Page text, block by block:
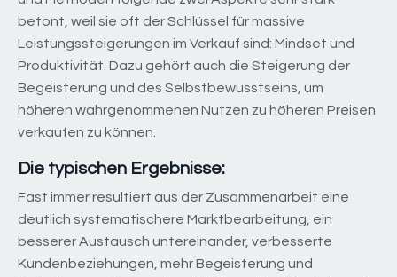
betont, weil sie oft der Schlüssel für massive
Leistungssteigerungen im Verkauf sind: Mindset und
Produktivität. Dazu gehört auch die Steigerung der
Begeisterung und des Selbstbewusstseins, um
höheren wahrgenommenen Nutzen zu höheren Preisen
verkaufen zu können.
Die typischen Ergebnisse:
Fast immer resultiert aus der Zusammenarbeit eine
deutlich systematischere Marktbearbeitung, ein
besserer Austausch untereinander, verbesserte
Kundenbeziehungen, mehr Begeisterung und